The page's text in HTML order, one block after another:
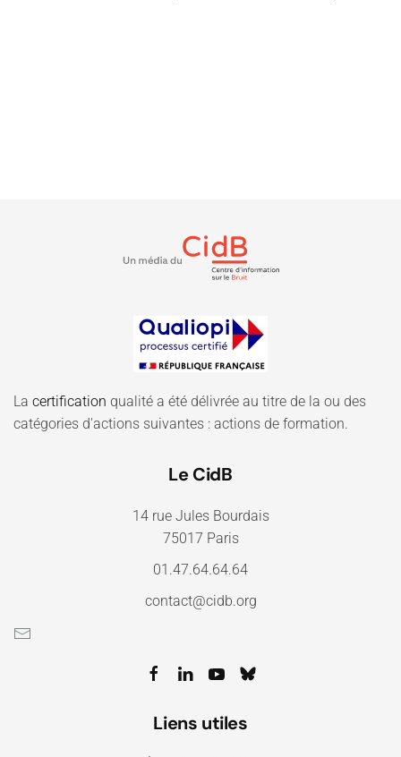
La certification qualité a été délivrée au titre de la ou des
catégories d'actions suivantes : actions de formation.
Le CidB
14 rue Jules Bourdais
75017 Paris
01.47.64.64.64
contact@cidb.org
Liens utiles